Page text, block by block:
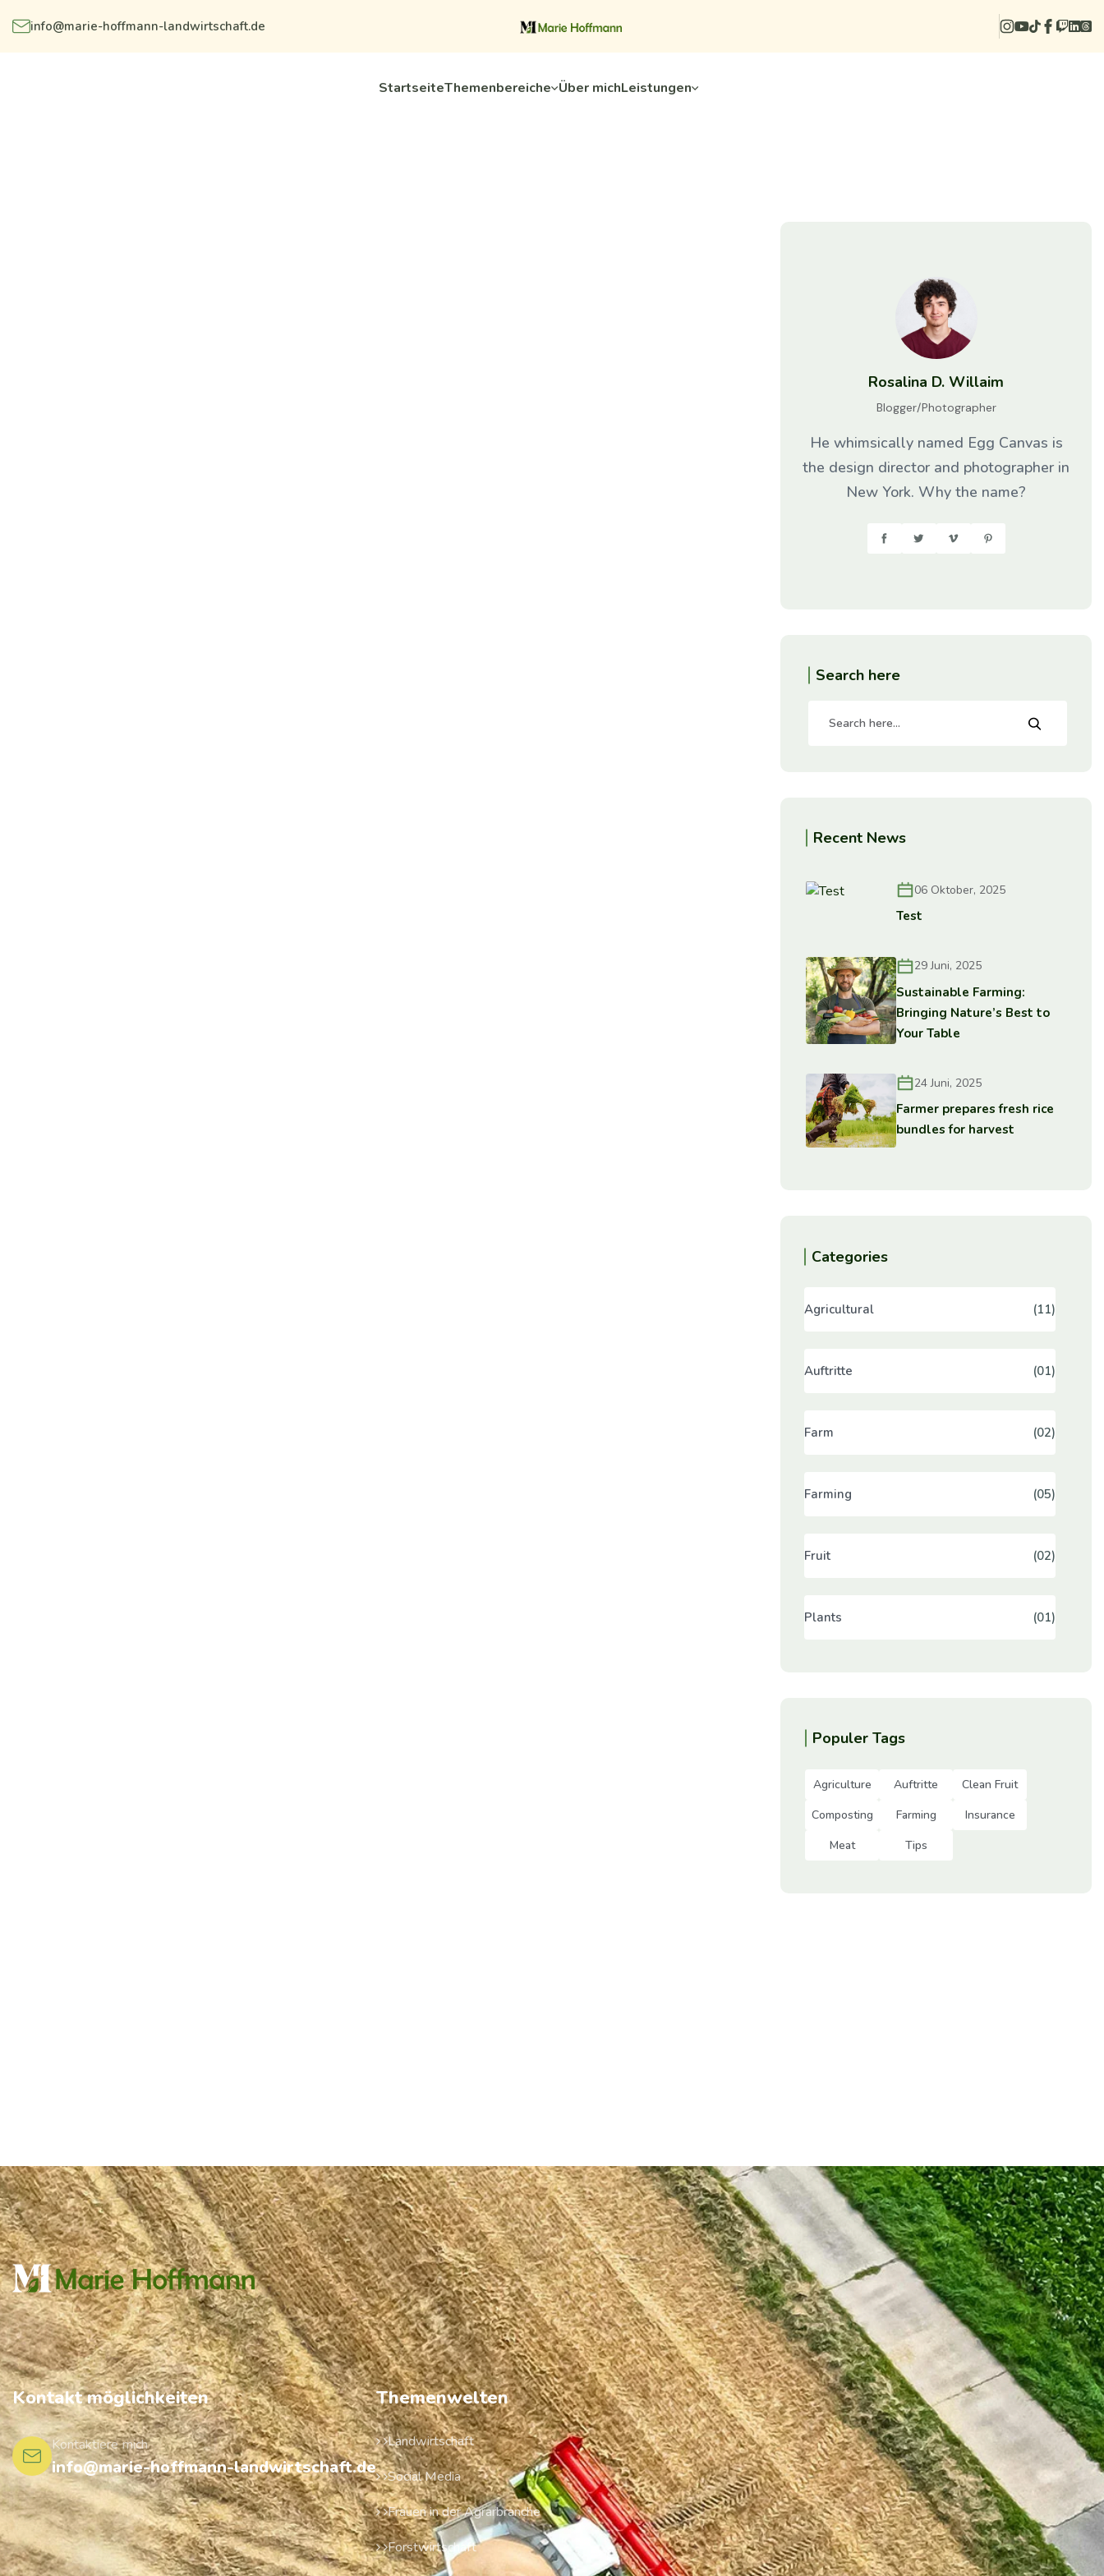
info@marie-hoffmann-landwirtschaft.de
StartseiteThemenbereiche Über michLeistungen
Rosalina D. Willaim
Blogger/Photographer
He whimsically named Egg Canvas is
the design director and photographer in
New York. Why the name?
Search here
Recent News
06 Oktober, 2025
Test
29 Juni, 2025
Sustainable Farming:
Bringing Nature’s Best to
Your Table
24 Juni, 2025
Farmer prepares fresh rice
bundles for harvest
Categories
Agricultural (11)
Auftritte (01)
Farm (02)
Farming (05)
Fruit (02)
Plants (01)
Populer Tags
Agriculture Auftritte
Clean Fruit
Composting
Farming
Insurance
Meat
Tips
Kontakt möglichkeiten
info@marie-hoffmann-landwirtschaft.de
Kontaktiere mich
Themenwelten
Landwirtschaft
Social Media
Frauen in der Agrarbranche
Forstwirtschaft